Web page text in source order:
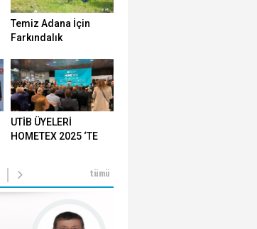
Temiz Adana İçin
Farkındalık
UTİB ÜYELERİ
HOMETEX 2025 ‘TE
tümü